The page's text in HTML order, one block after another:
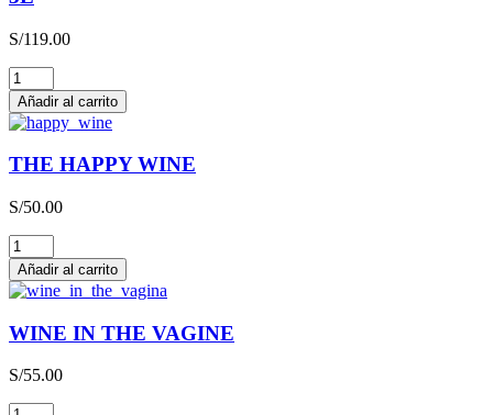
S/119.00
MISS
SCHMITT
LIEBFRAUMILCH
QBA
CAJA
x
cantidad
Añadir al carrito
THE HAPPY WINE
S/50.00
THE
HAPPY
WINE
cantidad
Añadir al carrito
WINE IN THE VAGINE
S/55.00